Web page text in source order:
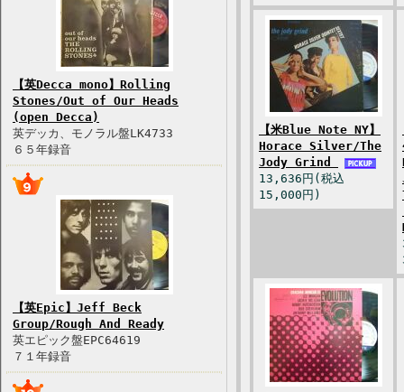
【英Decca mono】Rolling
Stones/Out of Our Heads
(open Decca)
英デッカ、モノラル盤LK4733
６５年録音
【英Epic】Jeff Beck
Group/Rough And Ready
英エピック盤EPC64619
７１年録音
【米Blue Note NY】
Horace Silver/The
Jody Grind
13,636円(税込
15,000円)